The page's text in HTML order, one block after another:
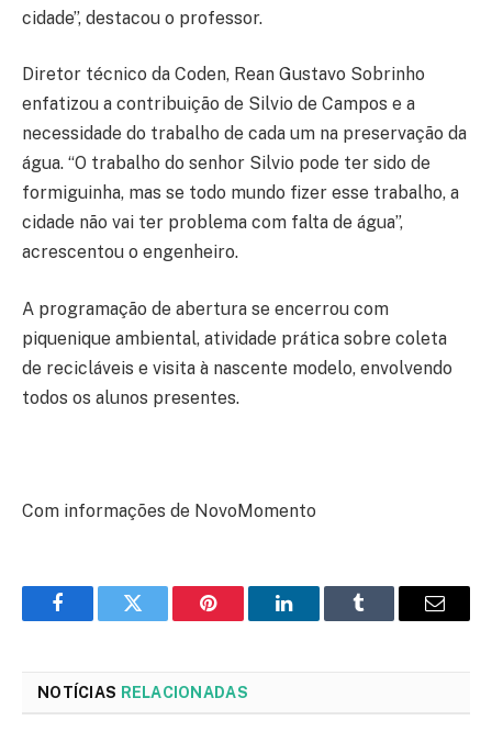
cidade”, destacou o professor.
Diretor técnico da Coden, Rean Gustavo Sobrinho
enfatizou a contribuição de Silvio de Campos e a
necessidade do trabalho de cada um na preservação da
água. “O trabalho do senhor Silvio pode ter sido de
formiguinha, mas se todo mundo fizer esse trabalho, a
cidade não vai ter problema com falta de água”,
acrescentou o engenheiro.
A programação de abertura se encerrou com
piquenique ambiental, atividade prática sobre coleta
de recicláveis e visita à nascente modelo, envolvendo
todos os alunos presentes.
Com informações de NovoMomento
FacebookTwitter Pinterest LinkedInTumblr Email
NOTÍCIAS RELACIONADAS